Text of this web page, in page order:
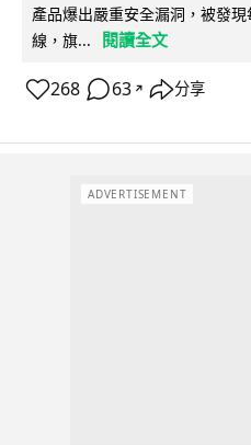
產品爆出嚴重安全漏洞，被發
線，旗...
閱讀全文
268 63 ↗ 分享
ADVERTISEMENT